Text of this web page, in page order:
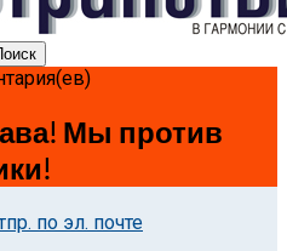
Мы против
по эл. почте